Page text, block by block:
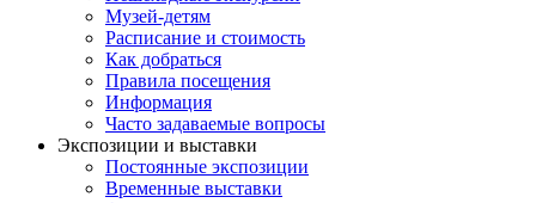
Музей-детям
Расписание и стоимость
Как добраться
Правила посещения
Информация
Часто задаваемые вопросы
Экспозиции и выставки
Постоянные экспозиции
Временные выставки